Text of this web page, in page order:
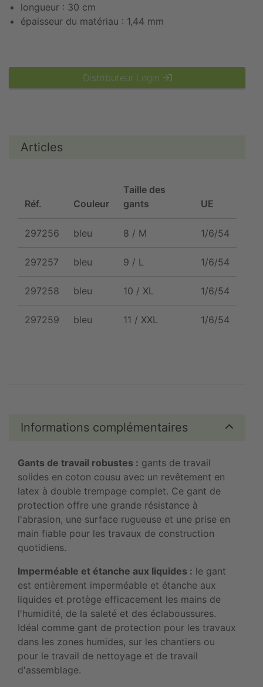
longueur : 30 cm
épaisseur du matériau : 1,44 mm
Distributeur Login
Articles
Réf. Couleur
Taille des
gants
UE
297256 bleu 8 / M 1/6/54
297257 bleu 9 / L 1/6/54
297258 bleu 10 / XL 1/6/54
297259 bleu 11 / XXL 1/6/54
Informations complémentaires
Gants de travail robustes : gants de travail
solides en coton cousu avec un revêtement en
latex à double trempage complet. Ce gant de
protection offre une grande résistance à
l'abrasion, une surface rugueuse et une prise en
main fiable pour les travaux de construction
quotidiens.
Imperméable et étanche aux liquides : le gant
est entièrement imperméable et étanche aux
liquides et protège efficacement les mains de
l'humidité, de la saleté et des éclaboussures.
Idéal comme gant de protection pour les travaux
dans les zones humides, sur les chantiers ou
pour le travail de nettoyage et de travail
d'assemblage.